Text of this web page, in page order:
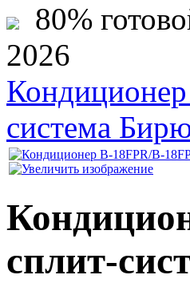
80%
2026
система
сплит-